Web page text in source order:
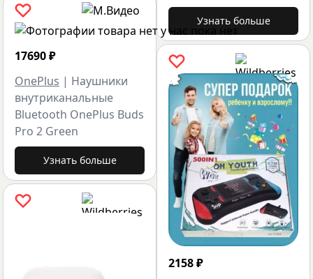
17690₽
OnePlus | Наушники
внутриканальные
Bluetooth OnePlus Buds
Pro 2 Green
Узнать больше
Узнать больше
2158₽